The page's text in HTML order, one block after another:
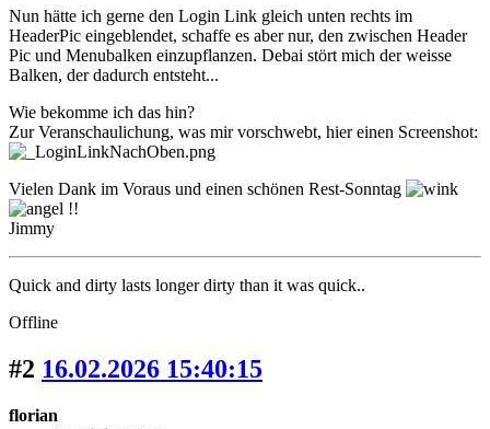
Nun hätte ich gerne den Login Link gleich unten rechts im
HeaderPic eingeblendet, schaffe es aber nur, den zwischen Header
Pic und Menubalken einzupflanzen. Debai stört mich der weisse
Balken, der dadurch entsteht...
Wie bekomme ich das hin?
Zur Veranschaulichung, was mir vorschwebt, hier einen Screenshot:
Vielen Dank im Voraus und einen schönen Rest-Sonntag
!!
Jimmy
Quick and dirty lasts longer dirty than it was quick..
Offline
#2 16.02.2026 15:40:15
florian